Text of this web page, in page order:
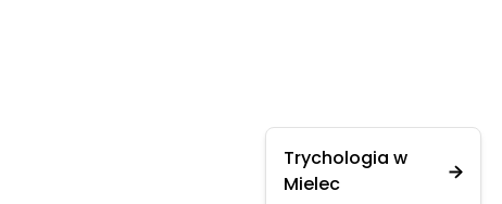
Trychologia w
Mielec